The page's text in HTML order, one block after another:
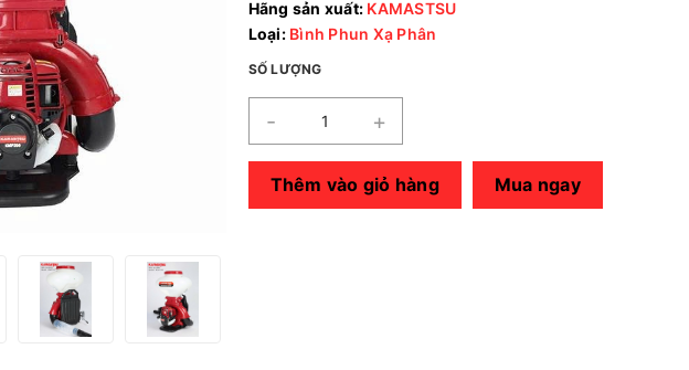
Hãng sản xuất: KAMASTSU
Loại:Bình Phun Xạ Phân
SỐ LƯỢNG
- +
Thêm vào giỏ hàng Mua ngay